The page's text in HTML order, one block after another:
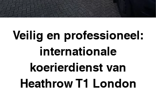
Veilig en professioneel:
internationale
koerierdienst van
Heathrow T1 London